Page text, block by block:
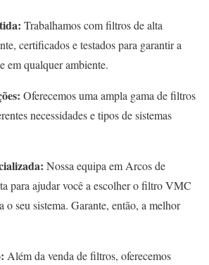
Trabalhamos com filtros de alta
certificados e testados para garantir a
em qualquer ambiente.
Oferecemos uma ampla gama de filtros
necessidades e tipos de sistemas
Nossa equipa em Arcos de
para ajudar você a escolher o filtro VMC
o seu sistema. Garante, então, a melhor
Além da venda de filtros, oferecemos